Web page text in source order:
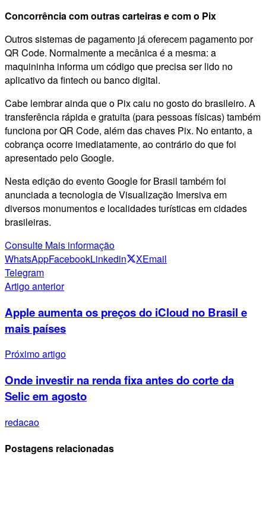
Concorrência com outras carteiras e com o Pix
Outros sistemas de pagamento já oferecem pagamento por
QR Code. Normalmente a mecânica é a mesma: a
maquininha informa um código que precisa ser lido no
aplicativo da fintech ou banco digital.
Cabe lembrar ainda que o Pix caiu no gosto do brasileiro. A
transferência rápida e gratuita (para pessoas físicas) também
funciona por QR Code, além das chaves Pix. No entanto, a
cobrança ocorre imediatamente, ao contrário do que foi
apresentado pelo Google.
Nesta edição do evento Google for Brasil também foi
anunciada a tecnologia de Visualização Imersiva em
diversos monumentos e localidades turísticas em cidades
brasileiras.
Consulte Mais informação
WhatsAppFacebookLinkedin XEmail
Telegram
Artigo anterior
Apple aumenta os preços do iCloud no Brasil e
mais países
Próximo artigo
Onde investir na renda fixa antes do corte da
Selic em agosto
redacao
Postagens relacionadas